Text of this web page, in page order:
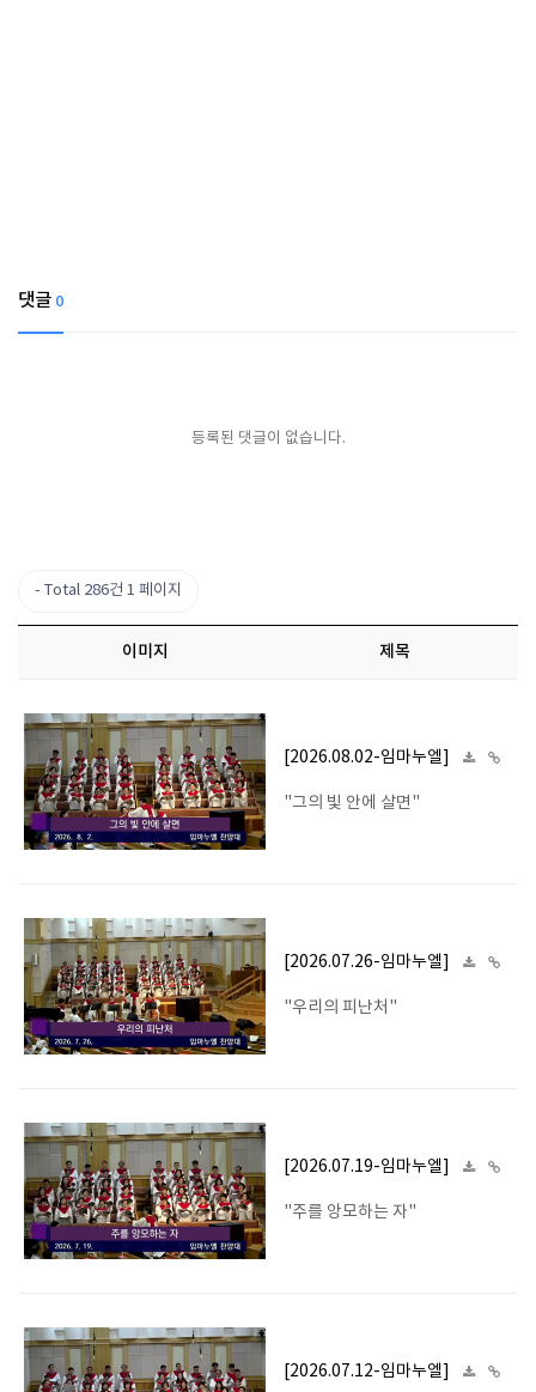
댓글 0
등록된 댓글이 없습니다.
Total 286건 1 페이지
이미지 제목
[2026.08.02-임마누엘]
"그의 빛 안에 살면"
[2026.07.26-임마누엘]
"우리의 피난처"
[2026.07.19-임마누엘]
"주를 앙모하는 자"
[2026.07.12-임마누엘]